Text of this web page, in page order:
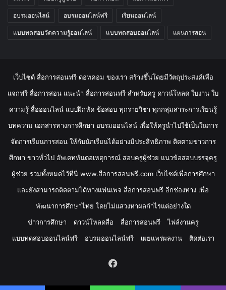
อบรมออนไลน์ อบรมออนไลน์ฟรี เรียนออนไลน์
แบบทดสอบวัดความรู้ออนไลน์ แบบทดสอบออนไลน์ แผนการสอน
เว็บไซต์ สื่อการสอนฟรี ดอทคอม ของเรา สร้างขึ้นโดยมีวัตถุประสงค์เพื่อ
แจกฟรี สื่อการสอน แนะนำ สื่อการสอนฟรี สำหรับครู ดาวน์โหลด ใบงาน ใบ
ความรู้ สื่อออนไลน์ แบบฝึกหัด ข้อสอบ ทุกรายวิชา ทุกกลุ่มสาระการเรียนรู้
บทความ เอกสารทางการศึกษา อบรมออนไลน์ เพื่อให้ครูนำไปใช้เป็นในการ
จัดการเรียนการสอน ให้กับนักเรียนได้อย่างมีประสิทธิภาพ ติดตามข่าวการ
ศึกษา ข่าวทั่วไป อัพเดททันต่อเหตุการณ์ สอบครูผู้ช่วย แนวข้อสอบบรรจุครู
ผู้ช่วย รวมทั้งหมดไว้ที่นี่ www.สื่อการสอนฟรี.com เว็บไซต์เพื่อการศึกษา
และยังสามารถติดตามได้ทางแฟนเพจ สื่อการสอนฟรี อีกช่องทาง เพื่อ
พัฒนาการศึกษาไทย โดยไม่แสวงหาผลกำไรแต่อย่างใด
ข่าวการศึกษา
ดาวน์โหลดสื่อ สื่อการสอนฟรี
ไฟล์งานครู
แบบทดสอบออนไลน์ฟรี
อบรมออนไลน์ฟรี เผยแพร่ผลงาน ติดต่อเรา
Facebook